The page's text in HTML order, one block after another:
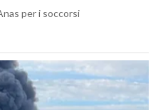
per i soccorsi